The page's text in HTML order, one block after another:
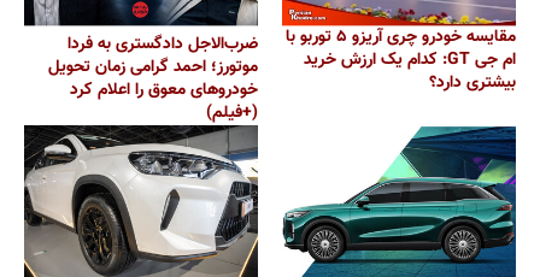
مقایسه خودرو چری آریزو ۵ توربو با
ام جی GT: کدام یک ارزش خرید
بیشتری دارد؟
ضرب‌الاجل دادگستری به فردا
موتورز؛ احمد گرامی زمان تحویل
خودروهای معوق را اعلام کرد
(+فیلم)